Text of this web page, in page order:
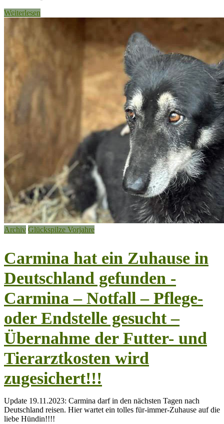
Weiterlesen
Archiv Glückspilze Vorjahre
Carmina hat ein Zuhause in
Deutschland gefunden -
Carmina – Notfall – Pflege-
oder Endstelle gesucht –
Übernahme der Futter- und
Tierarztkosten wird
zugesichert!!!
Update 19.11.2023: Carmina darf in den nächsten Tagen nach
Deutschland reisen. Hier wartet ein tolles für-immer-Zuhause auf die
liebe Hündin!!!!